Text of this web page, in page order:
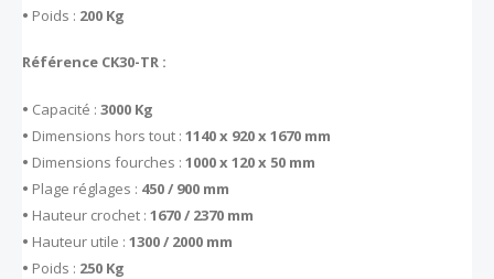
• Poids : 200 Kg
Référence CK30-TR :
• Capacité : 3000 Kg
• Dimensions hors tout : 1140 x 920 x 1670 mm
• Dimensions fourches : 1000 x 120 x 50 mm
• Plage réglages : 450 / 900 mm
• Hauteur crochet : 1670 / 2370 mm
• Hauteur utile : 1300 / 2000 mm
• Poids : 250 Kg